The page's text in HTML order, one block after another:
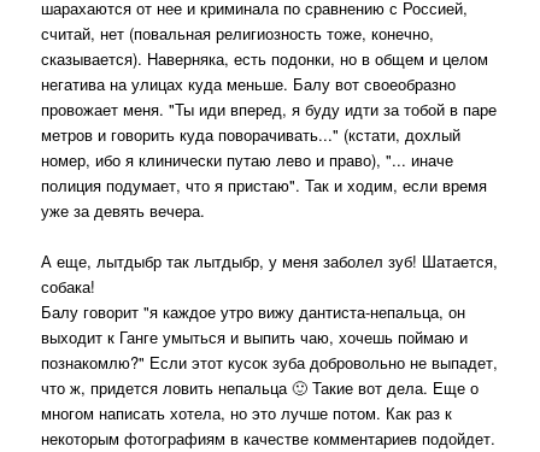
шарахаются от нее и криминала по сравнению с Россией,
считай, нет (повальная религиозность тоже, конечно,
сказывается). Наверняка, есть подонки, но в общем и целом
негатива на улицах куда меньше. Балу вот своеобразно
провожает меня. "Ты иди вперед, я буду идти за тобой в паре
метров и говорить куда поворачивать..." (кстати, дохлый
номер, ибо я клинически путаю лево и право), "... иначе
полиция подумает, что я пристаю". Так и ходим, если время
уже за девять вечера.
А еще, лытдыбр так лытдыбр, у меня заболел зуб! Шатается,
собака!
Балу говорит "я каждое утро вижу дантиста-непальца, он
выходит к Ганге умыться и выпить чаю, хочешь поймаю и
познакомлю?" Если этот кусок зуба добровольно не выпадет,
что ж, придется ловить непальца 🙂 Такие вот дела. Еще о
многом написать хотела, но это лучше потом. Как раз к
некоторым фотографиям в качестве комментариев подойдет.